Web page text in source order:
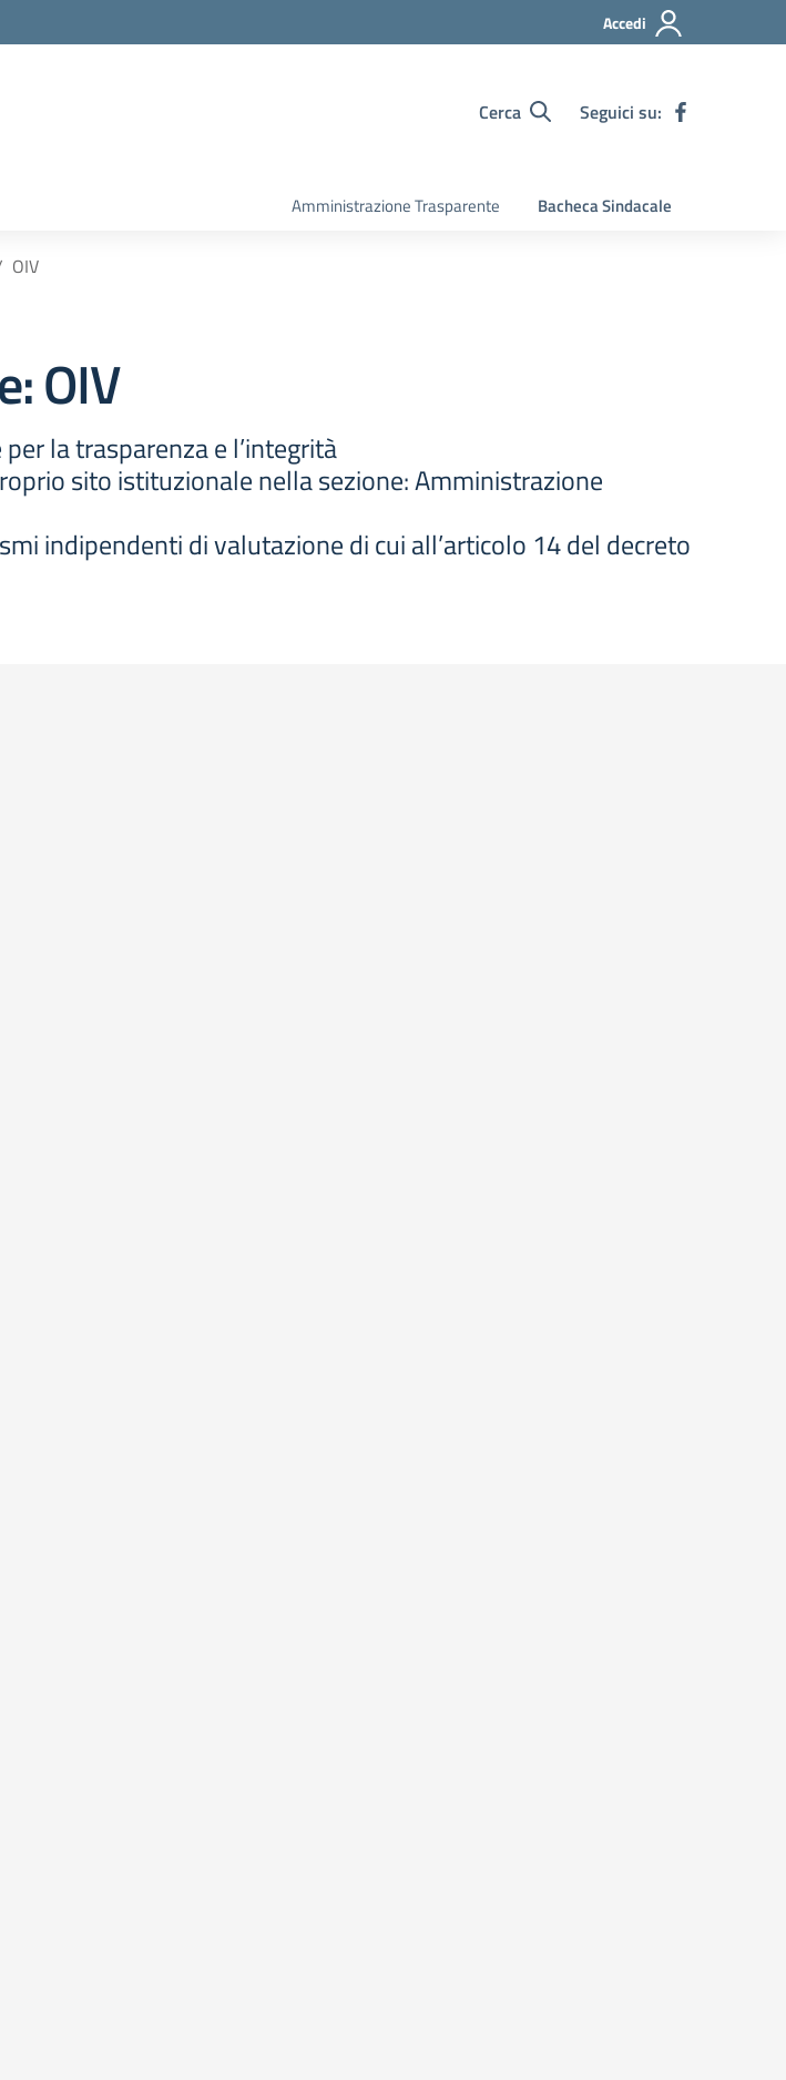
Accedi
Cerca Seguici su:
Amministrazione Trasparente Bacheca Sindacale
OIV
OIV
la trasparenza e l’integrità
sito istituzionale nella sezione: Amministrazione
indipendenti di valutazione di cui all’articolo 14 del decreto